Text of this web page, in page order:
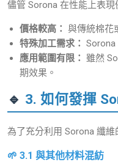
儘管 Sorona 在性能上表
價格較高： 與傳統棉花
特殊加工需求： Sorona
應用範圍有限：
雖然
期效果。
🔹 3. 如何發揮
為了充分利用 Sorona 纖
🌱 3.1 與其他材料混紡